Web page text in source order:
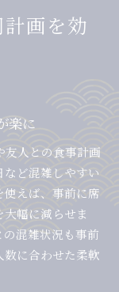
画を効
楽に
友人との食事計画
ど混雑しやすい
えば、事前に席
幅に減らせま
混雑状況も事前
数に合わせた柔軟